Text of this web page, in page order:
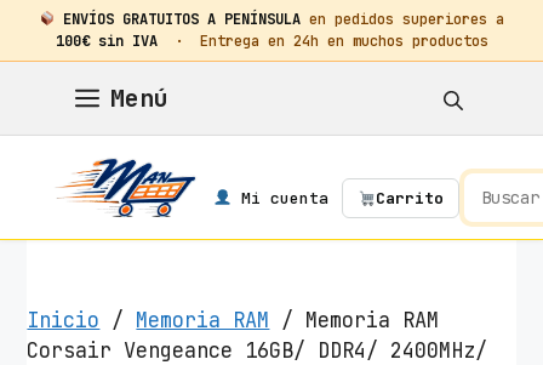
ENVÍOS GRATUITOS A PENÍNSULA en pedidos superiores a
100€ sin IVA· Entrega en 24h en muchos productos
contenido
Menú
Mi cuenta Carrito
Inicio / Memoria RAM / Memoria RAM
Corsair Vengeance 16GB/ DDR4/ 2400MHz/